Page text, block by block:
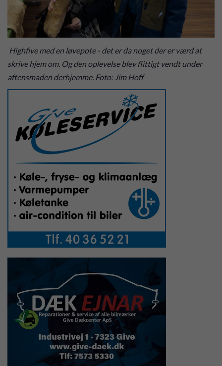
Highfive med en løvepote - det er da noget der er værd at
skrive hjem om. Og den oplevelse blev flittigt vendt under
aftensmaden derhjemme. Foto: Jim Hoff